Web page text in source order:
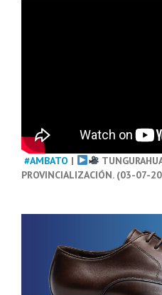
#AMBATO |
PROVINCIALIZACIÓN. (03-07-